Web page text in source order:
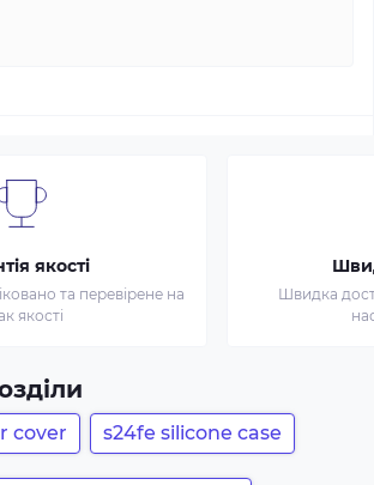
якості
та перевірене на
якості
Швидка
cover s24fe silicone case